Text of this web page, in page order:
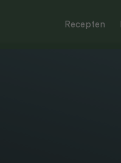
Recepten